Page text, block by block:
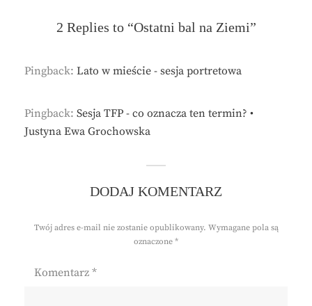
2 Replies to “Ostatni bal na Ziemi”
Pingback: Lato w mieście - sesja portretowa
Pingback: Sesja TFP - co oznacza ten termin? •
Justyna Ewa Grochowska
DODAJ KOMENTARZ
Twój adres e-mail nie zostanie opublikowany. Wymagane pola są
oznaczone *
Komentarz *